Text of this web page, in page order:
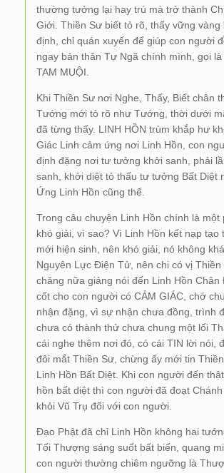
thường tưởng lại hay trú mà trở thành
Giới. Thiền Sư biết tỏ rõ, thấy vững vàng
định, chỉ quán xuyến để giúp con người
ngay bản thân Tự Ngã chính mình, gọi là
TAM MUỘI.
Khi Thiền Sư nơi Nghe, Thấy, Biết chân
Tướng mới tỏ rõ như Tướng, thời dưới
đã từng thấy. LINH HỒN trùm khắp hư
Giác Linh cảm ứng nơi Linh Hồn, con
định đặng nơi tư tưởng khởi sanh, phải
sanh, khởi diệt tỏ thấu tư tưởng Bất Diệt
Ứng Linh Hồn cũng thế.
Trong câu chuyện Linh Hồn chính là
khó giải, vì sao? Vì Linh Hồn kết nạp tạo
mới hiện sinh, nên khó giải, nó không
Nguyên Lực Điện Tử, nên chi có vị Thiền
chăng nữa giảng nói đến Linh Hồn
cốt cho con người có CẢM GIÁC, chớ
nhận đặng, vì sự nhận chưa đồng, trình
chưa có thành thử chưa chung một lối
cái nghe thêm nơi đó, có cái TIN lời nói,
đôi mắt Thiền Sư, chừng ấy mới tin
Linh Hồn Bất Diệt. Khi con người đến
hồn bất diệt thì con người đã đoạt
khỏi Vũ Trụ đối với con người.
Đạo Phật đã chỉ Linh Hồn không hai
Tối Thượng sáng suốt bất biến, quang
con người thường chiêm ngưỡng là